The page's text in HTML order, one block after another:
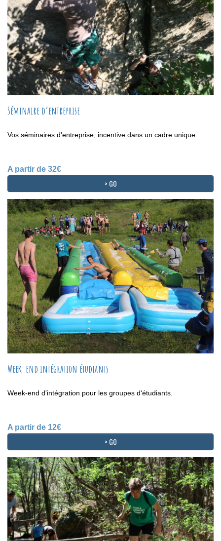
Séminaire d’entreprise
Vos séminaires d'entreprise, incentive dans un cadre unique.
A partir de 32€
> GO
Week-end intégration étudiants
Week-end d'intégration pour les groupes d'étudiants.
A partir de 12€
> GO